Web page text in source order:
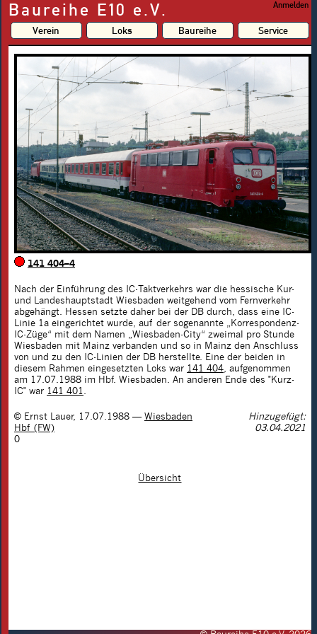
Baureihe E10 e.V. Anmelden
Verein Loks Baureihe Service
141 404–4
Nach der Einführung des IC-Taktverkehrs war die hessische Kur-
und Landeshauptstadt Wiesbaden weitgehend vom Fernverkehr
abgehängt. Hessen setzte daher bei der DB durch, dass eine IC-
Linie 1a eingerichtet wurde, auf der sogenannte „Korrespondenz-
IC-Züge“ mit dem Namen „Wiesbaden-City“ zweimal pro Stunde
Wiesbaden mit Mainz verbanden und so in Mainz den Anschluss
von und zu den IC-Linien der DB herstellte. Eine der beiden in
diesem Rahmen eingesetzten Loks war 141 404 , aufgenommen
am 17.07.1988 im Hbf. Wiesbaden. An anderen Ende des "Kurz-
IC" war 141 401
© Ernst Lauer, 17.07.1988 — Wiesbaden
Hbf (FW)
Hinzugefügt:
03.04.2021
0
Übersicht